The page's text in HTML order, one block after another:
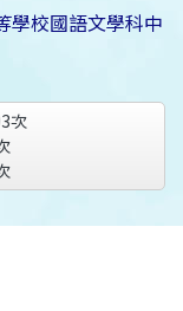
學校國語文學科中
次